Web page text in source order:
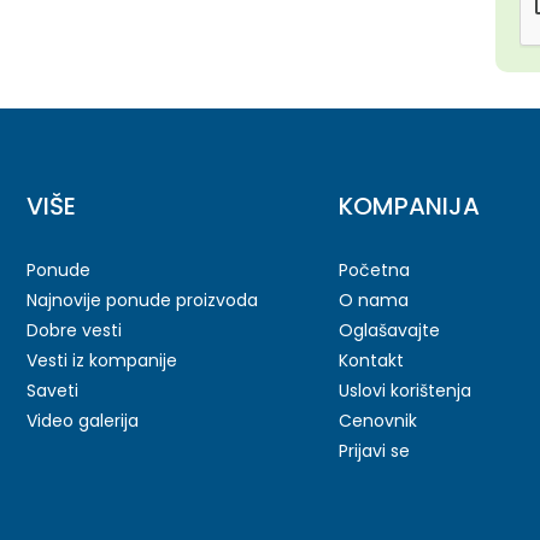
VIŠE
Ponude
Najnovije ponude proizvoda
Dobre vesti
Vesti iz kompanije
Saveti
Video galerija
KOMPANIJA
Početna
O nama
Oglašavajte
Kontakt
Uslovi korištenja
Cenovnik
Prijavi se